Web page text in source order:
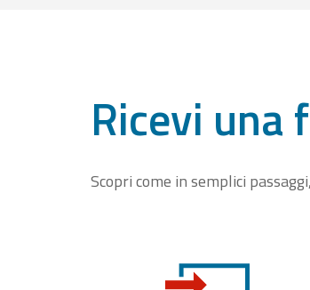
Ricevi una
Scopri come in semplici